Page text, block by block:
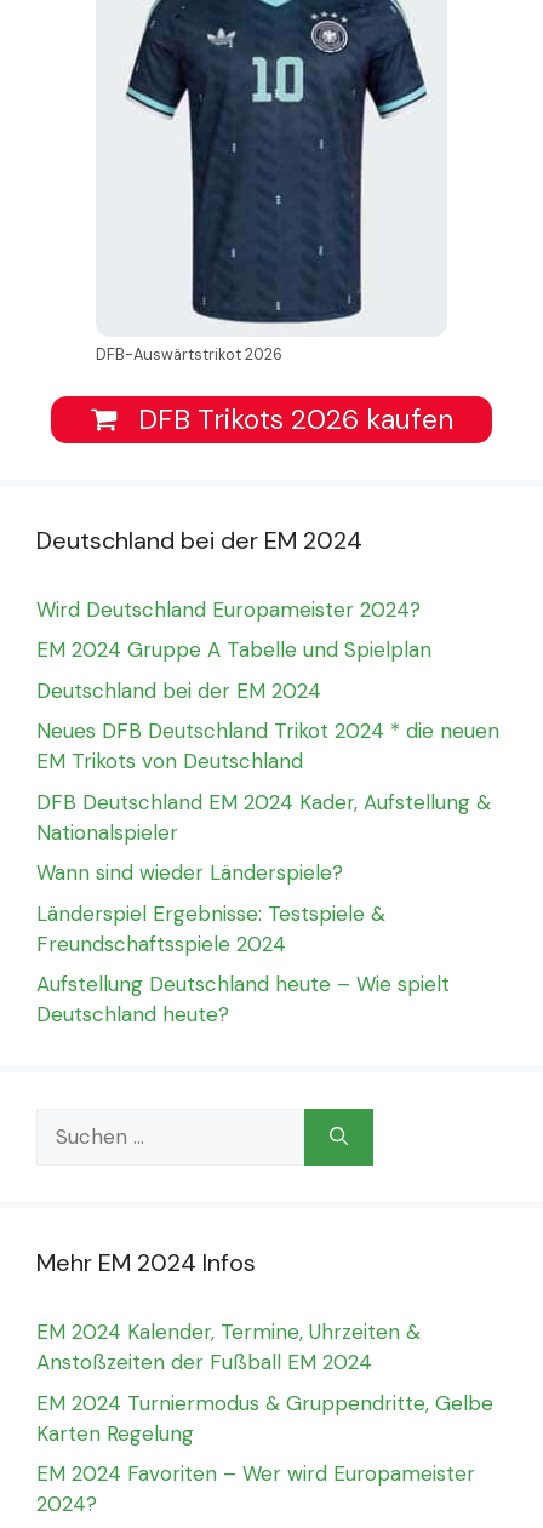
DFB-Auswärtstrikot 2026
DFB Trikots 2026 kaufen
Deutschland bei der EM 2024
Wird Deutschland Europameister 2024?
EM 2024 Gruppe A Tabelle und Spielplan
Deutschland bei der EM 2024
Neues DFB Deutschland Trikot 2024 * die neuen
EM Trikots von Deutschland
DFB Deutschland EM 2024 Kader, Aufstellung &
Nationalspieler
Wann sind wieder Länderspiele?
Länderspiel Ergebnisse: Testspiele &
Freundschaftsspiele 2024
Aufstellung Deutschland heute – Wie spielt
Deutschland heute?
Suchen
nach:
Mehr EM 2024 Infos
EM 2024 Kalender, Termine, Uhrzeiten &
Anstoßzeiten der Fußball EM 2024
EM 2024 Turniermodus & Gruppendritte, Gelbe
Karten Regelung
EM 2024 Favoriten – Wer wird Europameister
2024?